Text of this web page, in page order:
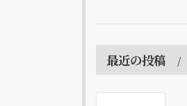
最近の投稿